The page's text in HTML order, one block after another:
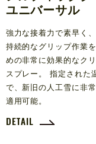
ユニバーサル
強力な接着力で素早く
持続的なグリップ作業
めの非常に効果的なク
スプレー。 指定された
で、新旧の人工雪に非常
適用可能。
DETAIL